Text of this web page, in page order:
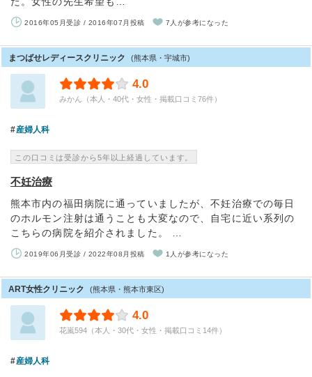
2016年05月受診 / 2016年07月投稿 7人が参考になった
まつばせレディースクリニック (熊本県・宇城市)
4.0
みかん（本人・40代・女性・掲載口コミ76件）
産婦人科
この口コミは受診から5年以上経過しています。
不妊治療
熊本市内の福田病院に通っていましたが、不妊治療での毎日
のホルモン注射は通うことも大変なので、自宅に近い系列の
こちらの病院を紹介されました。 …
2019年06月受診 / 2022年08月投稿 1人が参考になった
ART女性クリニック (熊本県・熊本市東区)
4.0
花嵐594（本人・30代・女性・掲載口コミ14件）
産婦人科